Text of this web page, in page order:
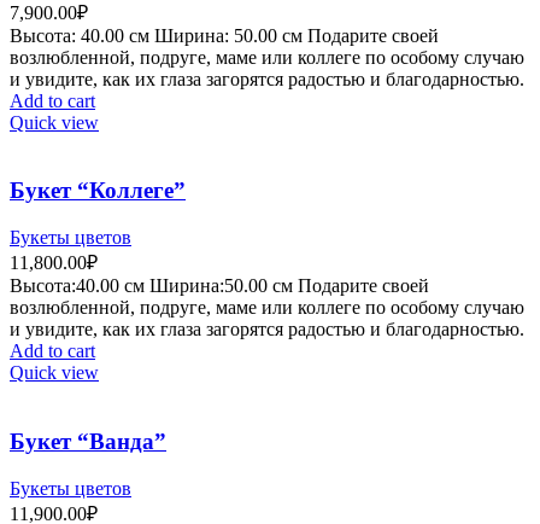
7,900.00₽
Высота: 40.00 см Ширина: 50.00 см Подарите своей
возлюбленной, подруге, маме или коллеге по особому случаю
и увидите, как их глаза загорятся радостью и благодарностью.
Add to cart
Quick view
Букет “Коллеге”
Букеты цветов
11,800.00₽
Высота:40.00 см Ширина:50.00 см Подарите своей
возлюбленной, подруге, маме или коллеге по особому случаю
и увидите, как их глаза загорятся радостью и благодарностью.
Add to cart
Quick view
Букет “Ванда”
Букеты цветов
11,900.00₽